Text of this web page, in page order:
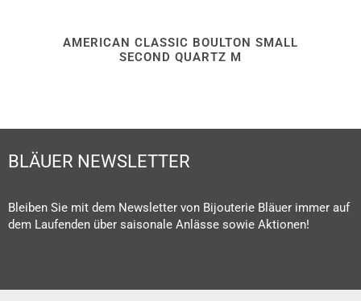
AMERICAN CLASSIC BOULTON SMALL
SECOND QUARTZ M
BLÄUER NEWSLETTER
Bleiben Sie mit dem Newsletter von Bijouterie Bläuer immer auf
dem Laufenden über saisonale Anlässe sowie Aktionen!